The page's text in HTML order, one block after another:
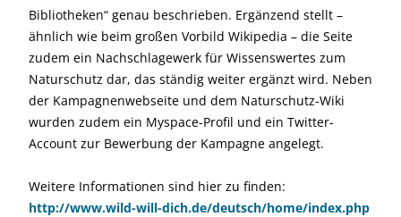
Bibliotheken“ genau beschrieben. Ergänzend stellt –
ähnlich wie beim großen Vorbild Wikipedia – die Seite
zudem ein Nachschlagewerk für Wissenswertes zum
Naturschutz dar, das ständig weiter ergänzt wird. Neben
der Kampagnenwebseite und dem Naturschutz-Wiki
wurden zudem ein Myspace-Profil und ein Twitter-
Account zur Bewerbung der Kampagne angelegt.
Weitere Informationen sind hier zu finden:
http://www.wild-will-dich.de/deutsch/home/index.php